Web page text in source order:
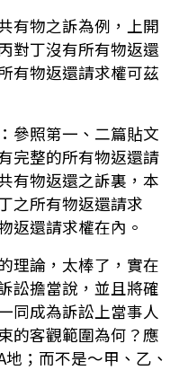
有物之訴為例，上開
對丁沒有所有物返還
有物返還請求權可茲
參照第一、二篇貼文
完整的所有物返還請
有物返還之訴裏，本
之所有物返還請求
返還請求權在內。
理論，太棒了，實在
訟擔當說，並且將確
同成為訴訟上當事人
的客觀範圍為何？應
；而不是～甲、乙、